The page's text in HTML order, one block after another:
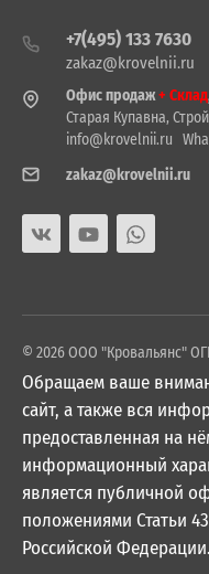
+7(495) 133 7630
zakaz@krovelnii.ru
Офис продаж+ Склад
Старая Купавна,
info@krovelnii.ru
zakaz@krovelnii.ru
© 2026 ООО "Кровальянс"
Обращаем ваше
сайт, а также вся
предоставленная на
информационный
является публичной
положениями Статьи
Российской Федерации.